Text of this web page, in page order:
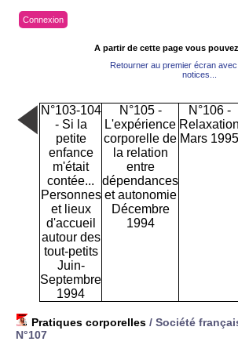
Connexion
A partir de cette page vous
Retourner au premier écran
notices...
N°103-104
- Si la
petite
enfance
m'était
contée...
Personnes
et lieux
d'accueil
autour des
tout-petits
Juin-
Septembre
1994
N°105 -
L'expérience
corporelle de
la relation
entre
dépendances
et autonomie
Décembre
1994
N°106 -
Relaxation
Mars 1995
Pratiques corporelles / Société
N°107